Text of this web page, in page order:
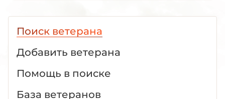
Поиск ветерана
Добавить ветерана
Помощь в поиске
База ветеранов